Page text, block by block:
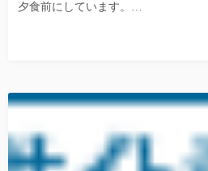
夕食前にしています。…